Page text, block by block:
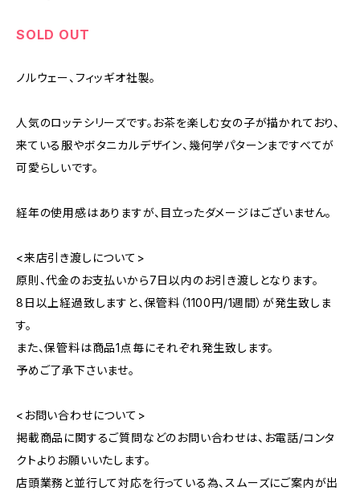
SOLD OUT
ノルウェー、フィッギオ社製。
人気のロッテシリーズです。お茶を楽しむ女の子が描かれており、
来ている服やボタニカルデザイン、幾何学パターンまですべてが
可愛らしいです。
経年の使用感はありますが、目立ったダメージはございません。
<来店引き渡しについて>
原則、代金のお支払いから7日以内のお引き渡しとなります。
8日以上経過致しますと、保管料（1100円/1週間）が発生致しま
す。
また、保管料は商品1点毎にそれぞれ発生致します。
予めご了承下さいませ。
<お問い合わせについて>
掲載商品に関するご質問などのお問い合わせは、お電話/コンタ
クトよりお願いいたします。
店頭業務と並行して対応を行っている為、スムーズにご案内が出